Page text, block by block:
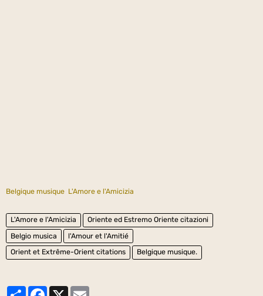
Belgique musique L'Amore e l'Amicizia
L'Amore e l'Amicizia
Oriente ed Estremo Oriente citazioni
Belgio musica
l'Amour et l'Amitié
Orient et Extrême-Orient citations
Belgique musique.
PartagerFacebook